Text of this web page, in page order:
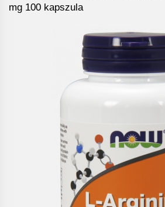
mg 100 kapszula